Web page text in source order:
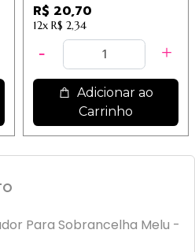
R$ 20,70
12x R$ 2,34
Adicionar ao
Carrinho
Para Sobrancelha Melu -